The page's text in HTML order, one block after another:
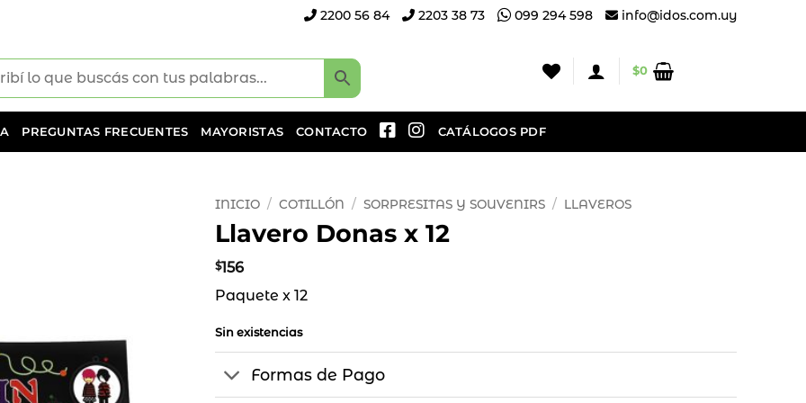
2200 56 84 2203 38 73 099 294 598 info@idos.com.uy
$0
PREGUNTAS FRECUENTES MAYORISTAS CONTACTO CATÁLOGOS PDF
INICIO / COTILLÓN / SORPRESITAS Y SOUVENIRS / LLAVEROS
Llavero Donas x 12
$156
Paquete x 12
Sin existencias
Formas de Pago